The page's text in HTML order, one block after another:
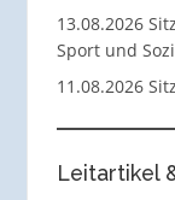
13.08.2026
Sport und
11.08.2026
Leitartikel